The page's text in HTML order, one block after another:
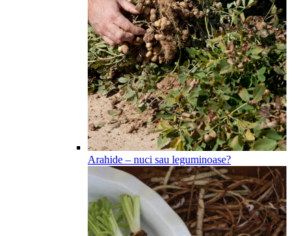
Arahide – nuci sau leguminoase?